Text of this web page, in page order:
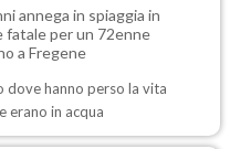
annega in spiaggia in
fatale per un 72enne
a Fregene
dove hanno perso la vita
erano in acqua